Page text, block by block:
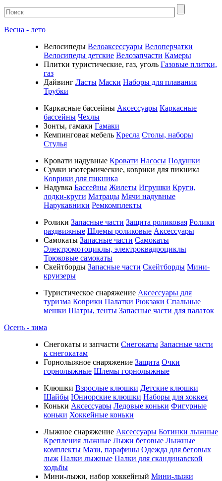
Весна - лето
Велосипеды Велоаксессуары Велоперчатки
Велосипеды детские Велозапчасти Камеры
Плитки туристические, газ, уголь Газовые плитки,
газ
Дайвинг Ласты Маски Наборы для плавания
Трубки
Каркасные бассейны Аксессуары Каркасные
бассейны Чехлы
Зонты, гамаки Гамаки
Кемпинговая мебель Кресла Столы, наборы
Стулья
Кровати надувные Кровати Насосы Подушки
Cумки изотермические, коврики для пикника
Коврики для пикника
Надувка Бассейны Жилеты Игрушки Круги,
лодки-круги Матрацы Мячи надувные
Нарукавники Ремкомплекты
Ролики Запасные части Защита роликовая Ролики
раздвижные Шлемы роликовые Аксессуары
Самокаты Запасные части Самокаты
Электромотоциклы, электроквадроциклы
Трюковые самокаты
Скейтборды Запасные части Скейтборды Мини-
круизеры
Туристическое снаряжение Аксессуары для
туризма Коврики Палатки Рюкзаки Спальные
мешки Шатры, тенты Запасные части для палаток
Осень - зима
Cнегокаты и запчасти Снегокаты Запасные части
к снегокатам
Горнолыжное снаряжение Защита Очки
горнолыжные Шлемы горнолыжные
Клюшки Взрослые клюшки Детские клюшки
Шайбы Юниорские клюшки Наборы для хоккея
Коньки Аксессуары Ледовые коньки Фигурные
коньки Хоккейные коньки
Лыжное снаряжение Аксессуары Ботинки лыжные
Крепления лыжные Лыжи беговые Лыжные
комплекты Мази, парафины Одежда для беговых
лыж Палки лыжные Палки для скандинавской
ходьбы
Мини-лыжи, набор хоккейный Мини-лыжи